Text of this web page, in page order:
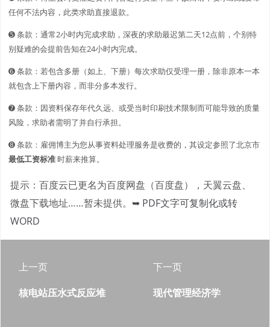
任何不法内容，此类求助直接退款。
➎ 条款：通常2小时内完成求助，深夜的求助最迟第二天12点前，个别特
别疑难的会提前告知在24小时内完成。
➏ 条款：若包含多册（如上、下册）每次求助仅受理一册，除非原本一本
就包含上下册内容，而非分多本发行。
➐ 条款：因资料保存年代久远、或受当时印刷技术限制而可能导致的质量
风险，求助者需明了并自行承担。
➑ 条款：雇佣博主为您从事资料处理服务是收费的，其设定参照了北京市
最低工资标准时薪来推算。
提示：百度云已更名为百度网盘（百度盘），天翼云盘、
微盘下载地址……暂未提供。 ➥ PDF文字可复制化或转
WORD
上一页
核电站压水式反应堆
下一页
现代管理经济学